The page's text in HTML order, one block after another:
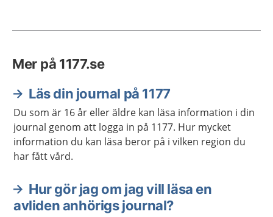
Mer på 1177.se
Läs din journal på 1177
Du som är 16 år eller äldre kan läsa information i din
journal genom att logga in på 1177. Hur mycket
information du kan läsa beror på i vilken region du
har fått vård.
Hur gör jag om jag vill läsa en
avliden anhörigs journal?